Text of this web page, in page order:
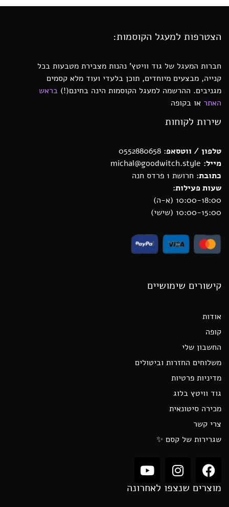
הצטרפות למעגל הקוסמות:
חברות המעגל של גוד וויטץ’ נהנות מצבירת מטבעות בכל
קנייה, מבצעים מיוחדים, תוכן בלעדי ועוד מלא קסמים
מגניבים. ההרשמה למעגל הקוסמות הינה בחינם(!) בראש
האתר או בקופה
שירות לקוחות
טלפון / ווטסאפ: 0552880658
מייל:
כתובת: חרושת 1 פרדס חנה
שעות פעילות:
10:00-18:00 (א-ה)
10:00-15:00 (שישי)
קישורים שימושיים
אודות
קופה
החשבון שלי
משלוחים החזרות וביטולים
מדיניות פרטיות
גוד וויטץ בלוג
מכירה סיטונאית
צרי קשר
שגרירות של קסם ✨
מוצרים שנצפו לאחרונה